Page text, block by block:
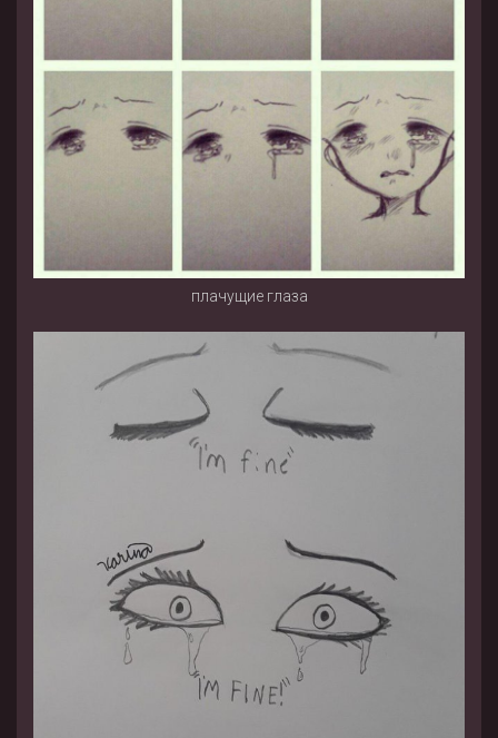
плачущие глаза